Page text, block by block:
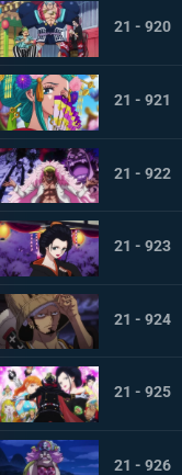
21 - 920
21 - 921
21 - 922
21 - 923
21 - 924
21 - 925
21 - 926